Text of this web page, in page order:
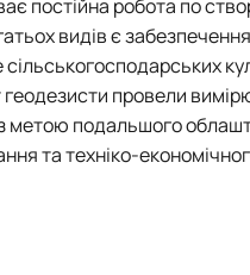
постійна робота по
видів є
геодезисти провели
метою подальшого
та техніко-